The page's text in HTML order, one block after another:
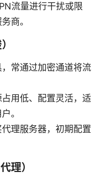
流量进行干扰或限
商。
常通过加密通道将流
用低、配置灵活，适
。
理服务器，初期配置
理）